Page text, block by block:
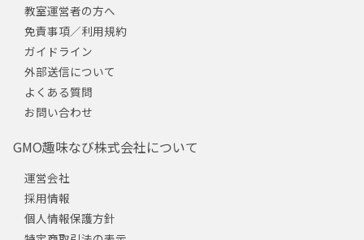
教室運営者の方へ
免責事項／利用規約
ガイドライン
外部送信について
よくある質問
お問い合わせ
GMO趣味なび株式会社について
運営会社
採用情報
個人情報保護方針